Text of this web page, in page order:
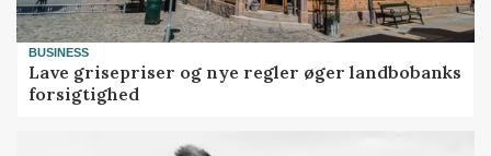
BUSINESS
Lave grisepriser og nye regler øger landbobanks
forsigtighed